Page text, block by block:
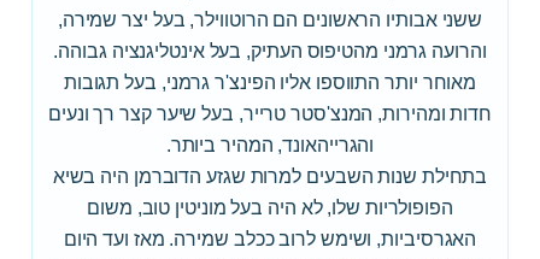
ששני אבותיו הראשונים הם הרוטווילר, בעל יצר שמירה,
והרועה גרמני מהטיפוס העתיק, בעל אינטליגנציה גבוהה.
מאוחר יותר התווספו אליו הפינצ'ר גרמני, בעל תגובות
חדות ומהירות, המנצ'סטר טרייר, בעל שיער קצר רך ונעים
והגרייהאונד, המהיר ביותר.
בתחילת שנות השבעים למרות שגזע הדוברמן היה בשיא
הפופולריות שלו, לא היה בעל מוניטין טוב, משום
האגרסיביות, ושימש לרוב ככלב שמירה. מאז ועד היום